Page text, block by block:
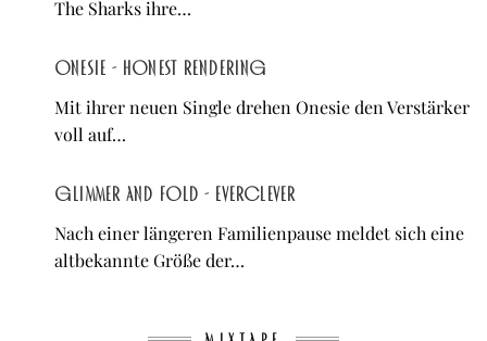
The Sharks ihre…
Onesie - Honest Rendering
Mit ihrer neuen Single drehen Onesie den Verstärker
voll auf…
Glimmer and Fold - Everclever
Nach einer längeren Familienpause meldet sich eine
altbekannte Größe der…